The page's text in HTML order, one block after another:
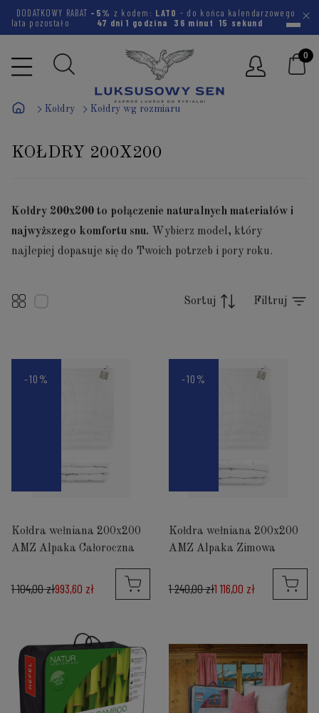
DODATKOWY RABAT -5% z kodem: LATO - do końca kalendarzowego
lata pozostało
47 dni 1 godzina 36 minut 14 sekund
Kołdry Kołdry wg rozmiaru
KOŁDRY 200X200
Kołdry 200x200 to połączenie naturalnych materiałów i
najwyższego komfortu snu. Wybierz model, który
najlepiej dopasuje się do Twoich potrzeb i pory roku.
Sortuj Filtruj
-10%
Kołdra wełniana 200x200
AMZ Alpaka Całoroczna
993,60 zł
1 104,00 zł
-10%
Kołdra wełniana 200x200
AMZ Alpaka Zimowa
1 116,00 zł
1 240,00 zł